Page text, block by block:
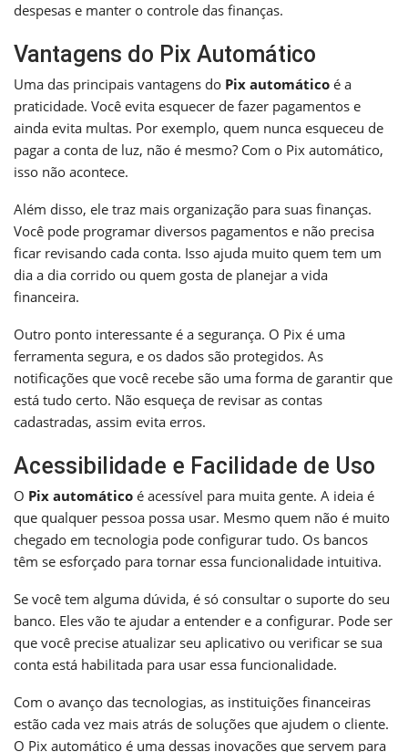
despesas e manter o controle das finanças.
Vantagens do Pix Automático
Uma das principais vantagens do Pix automático é a
praticidade. Você evita esquecer de fazer pagamentos e
ainda evita multas. Por exemplo, quem nunca esqueceu de
pagar a conta de luz, não é mesmo? Com o Pix automático,
isso não acontece.
Além disso, ele traz mais organização para suas finanças.
Você pode programar diversos pagamentos e não precisa
ficar revisando cada conta. Isso ajuda muito quem tem um
dia a dia corrido ou quem gosta de planejar a vida
financeira.
Outro ponto interessante é a segurança. O Pix é uma
ferramenta segura, e os dados são protegidos. As
notificações que você recebe são uma forma de garantir que
está tudo certo. Não esqueça de revisar as contas
cadastradas, assim evita erros.
Acessibilidade e Facilidade de Uso
O Pix automático é acessível para muita gente. A ideia é
que qualquer pessoa possa usar. Mesmo quem não é muito
chegado em tecnologia pode configurar tudo. Os bancos
têm se esforçado para tornar essa funcionalidade intuitiva.
Se você tem alguma dúvida, é só consultar o suporte do seu
banco. Eles vão te ajudar a entender e a configurar. Pode ser
que você precise atualizar seu aplicativo ou verificar se sua
conta está habilitada para usar essa funcionalidade.
Com o avanço das tecnologias, as instituições financeiras
estão cada vez mais atrás de soluções que ajudem o cliente.
O Pix automático é uma dessas inovações que servem para